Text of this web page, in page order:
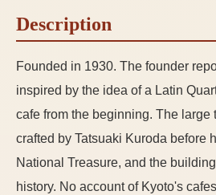
Description
Founded in 1930. The founder
inspired by the idea of a Latin
cafe from the beginning. The large
crafted by Tatsuaki Kuroda before
National Treasure, and the
history. No account of Kyoto's